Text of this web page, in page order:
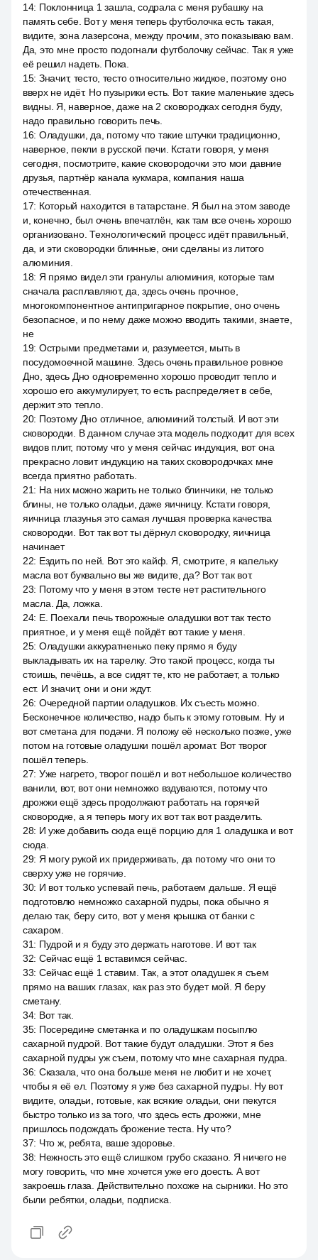
14: Поклонница 1 зашла, содрала с меня рубашку на
память себе. Вот у меня теперь футболочка есть такая,
видите, зона лазерсона, между прочим, это показываю вам.
Да, это мне просто подогнали футболочку сейчас. Так я уже
её решил надеть. Пока.
15: Значит, тесто, тесто относительно жидкое, поэтому оно
вверх не идёт. Но пузырики есть. Вот такие маленькие здесь
видны. Я, наверное, даже на 2 сковородках сегодня буду,
надо правильно говорить печь.
16: Оладушки, да, потому что такие штучки традиционно,
наверное, пекли в русской печи. Кстати говоря, у меня
сегодня, посмотрите, какие сковородочки это мои давние
друзья, партнёр канала кукмара, компания наша
отечественная.
17: Который находится в татарстане. Я был на этом заводе
и, конечно, был очень впечатлён, как там все очень хорошо
организовано. Технологический процесс идёт правильный,
да, и эти сковородки блинные, они сделаны из литого
алюминия.
18: Я прямо видел эти гранулы алюминия, которые там
сначала расплавляют, да, здесь очень прочное,
многокомпонентное антипригарное покрытие, оно очень
безопасное, и по нему даже можно вводить такими, знаете,
не
19: Острыми предметами и, разумеется, мыть в
посудомоечной машине. Здесь очень правильное ровное
Дно, здесь Дно одновременно хорошо проводит тепло и
хорошо его аккумулирует, то есть распределяет в себе,
держит это тепло.
20: Поэтому Дно отличное, алюминий толстый. И вот эти
сковородки. В данном случае эта модель подходит для всех
видов плит, потому что у меня сейчас индукция, вот она
прекрасно ловит индукцию на таких сковородочках мне
всегда приятно работать.
21: На них можно жарить не только блинчики, не только
блины, не только оладьи, даже яичницу. Кстати говоря,
яичница глазунья это самая лучшая проверка качества
сковородки. Вот так вот ты дёрнул сковородку, яичница
начинает
22: Ездить по ней. Вот это кайф. Я, смотрите, я капельку
масла вот буквально вы же видите, да? Вот так вот.
23: Потому что у меня в этом тесте нет растительного
масла. Да, ложка.
24: E. Поехали печь творожные оладушки вот так тесто
приятное, и у меня ещё пойдёт вот такие у меня.
25: Оладушки аккуратненько пеку прямо я буду
выкладывать их на тарелку. Это такой процесс, когда ты
стоишь, печёшь, а все сидят те, кто не работает, а только
ест. И значит, они и они ждут.
26: Очередной партии оладушков. Их съесть можно.
Бесконечное количество, надо быть к этому готовым. Ну и
вот сметана для подачи. Я положу её несколько позже, уже
потом на готовые оладушки пошёл аромат. Вот творог
пошёл теперь.
27: Уже нагрето, творог пошёл и вот небольшое количество
ванили, вот, вот они немножко вздуваются, потому что
дрожжи ещё здесь продолжают работать на горячей
сковородке, а я теперь могу их вот так вот разделить.
28: И уже добавить сюда ещё порцию для 1 оладушка и вот
сюда.
29: Я могу рукой их придерживать, да потому что они то
сверху уже не горячие.
30: И вот только успевай печь, работаем дальше. Я ещё
подготовлю немножко сахарной пудры, пока обычно я
делаю так, беру сито, вот у меня крышка от банки с
сахаром.
31: Пудрой и я буду это держать наготове. И вот так
32: Сейчас ещё 1 вставимся сейчас.
33: Сейчас ещё 1 ставим. Так, а этот оладушек я съем
прямо на ваших глазах, как раз это будет мой. Я беру
сметану.
34: Вот так.
35: Посередине сметанка и по оладушкам посыплю
сахарной пудрой. Вот такие будут оладушки. Этот я без
сахарной пудры уж съем, потому что мне сахарная пудра.
36: Сказала, что она больше меня не любит и не хочет,
чтобы я её ел. Поэтому я уже без сахарной пудры. Ну вот
видите, оладьи, готовые, как всякие оладьи, они пекутся
быстро только из за того, что здесь есть дрожжи, мне
пришлось подождать брожение теста. Ну что?
37: Что ж, ребята, ваше здоровье.
38: Нежность это ещё слишком грубо сказано. Я ничего не
могу говорить, что мне хочется уже его доесть. А вот
закроешь глаза. Действительно похоже на сырники. Но это
были ребятки, оладьи, подписка.